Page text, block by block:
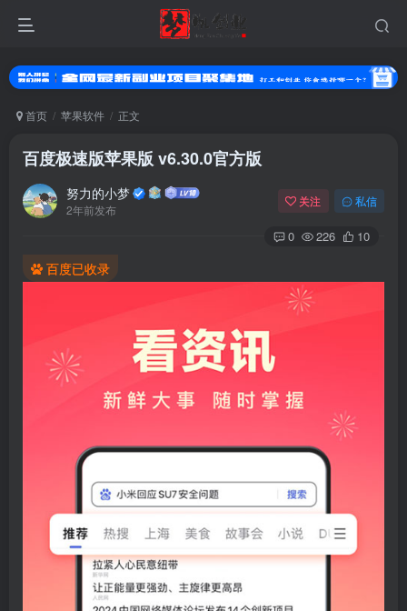
首页 苹果软件 正文
百度极速版苹果版 v6.30.0官方版
努力的小梦
2年前发布
关注 私信
0 226 10
百度已收录
其它方式登录或 注册
扫码登录即表示同意用户协议